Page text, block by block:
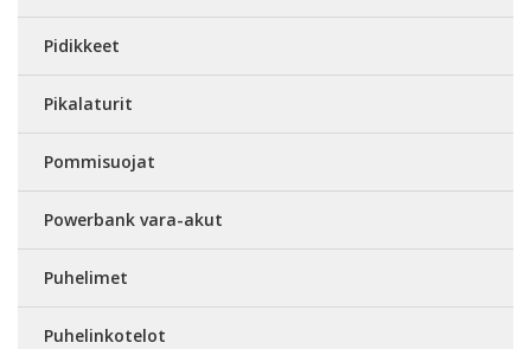
Pidikkeet
Pikalaturit
Pommisuojat
Powerbank vara-akut
Puhelimet
Puhelinkotelot